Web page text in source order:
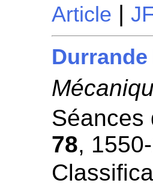
Article |
Durrande
Séances
78,